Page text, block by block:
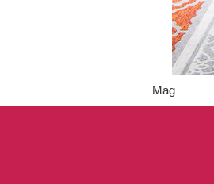
Mag